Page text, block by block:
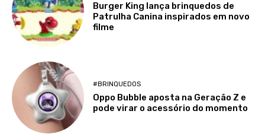
Burger King lança brinquedos de
Patrulha Canina inspirados em novo
filme
#BRINQUEDOS
Oppo Bubble aposta na Geração Z e
pode virar o acessório do momento